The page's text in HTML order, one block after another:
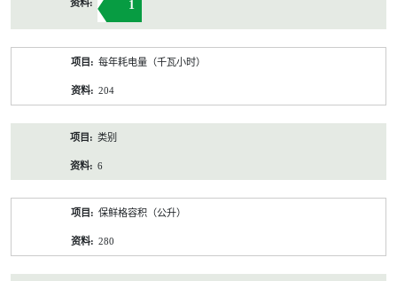
1
每年耗电量（千瓦小时）
204
类别
6
保鲜格容积（公升）
280